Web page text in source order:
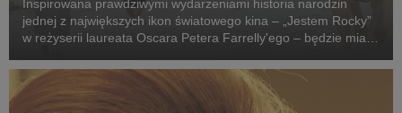
Inspirowana prawdziwymi wydarzeniami historia narodzin
jednej z największych ikon światowego kina – „Jestem Rocky”
w reżyserii laureata Oscara Petera Farrelly'ego – będzie miała
Festiwalu Filmowego w Toronto. W polskich k...